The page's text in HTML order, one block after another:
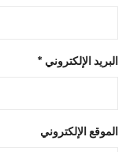
البريد الإلكتروني *
الموقع الإلكتروني